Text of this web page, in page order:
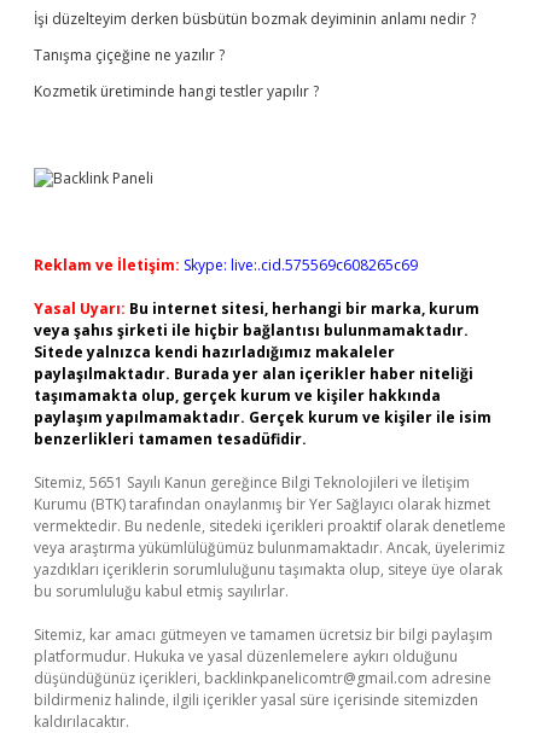
İşi düzelteyim derken büsbütün bozmak deyiminin anlamı nedir ?
Tanışma çiçeğine ne yazılır ?
Kozmetik üretiminde hangi testler yapılır ?
Reklam ve İletişim: Skype: live:.cid.575569c608265c69
Yasal Uyarı: Bu internet sitesi, herhangi bir marka, kurum
veya şahıs şirketi ile hiçbir bağlantısı bulunmamaktadır.
Sitede yalnızca kendi hazırladığımız makaleler
paylaşılmaktadır. Burada yer alan içerikler haber niteliği
taşımamakta olup, gerçek kurum ve kişiler hakkında
paylaşım yapılmamaktadır. Gerçek kurum ve kişiler ile isim
benzerlikleri tamamen tesadüfidir.
Sitemiz, 5651 Sayılı Kanun gereğince Bilgi Teknolojileri ve İletişim
Kurumu (BTK) tarafından onaylanmış bir Yer Sağlayıcı olarak hizmet
vermektedir. Bu nedenle, sitedeki içerikleri proaktif olarak denetleme
veya araştırma yükümlülüğümüz bulunmamaktadır. Ancak, üyelerimiz
yazdıkları içeriklerin sorumluluğunu taşımakta olup, siteye üye olarak
bu sorumluluğu kabul etmiş sayılırlar.
Sitemiz, kar amacı gütmeyen ve tamamen ücretsiz bir bilgi paylaşım
platformudur. Hukuka ve yasal düzenlemelere aykırı olduğunu
düşündüğünüz içerikleri, backlinkpanelicomtr@gmail.com adresine
bildirmeniz halinde, ilgili içerikler yasal süre içerisinde sitemizden
kaldırılacaktır.